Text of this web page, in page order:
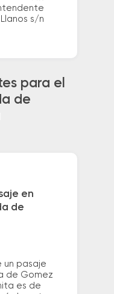
Llanos s/n
para el
de
en
de
un pasaje
de Gomez
es de